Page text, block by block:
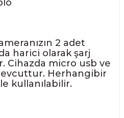
2 adet
harici olarak şarj
Cihazda micro usb ve
Herhangibir
kullanılabilir.